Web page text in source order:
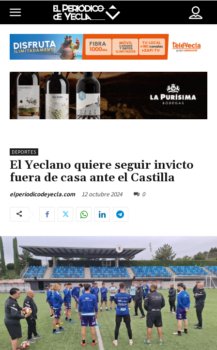
DEPORTES
El Yeclano quiere seguir invicto
fuera de casa ante el Castilla
elperiodicodeyecla.com 12 octubre 2024 0